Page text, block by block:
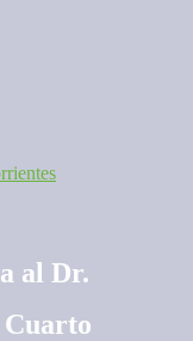
al Dr.